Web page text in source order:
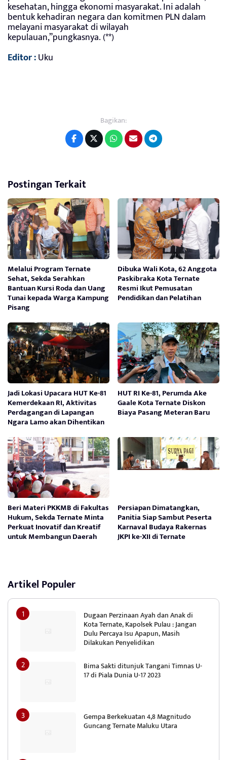
kesehatan, hingga ekonomi masyarakat. Ini adalah
bentuk kehadiran negara dan komitmen PLN dalam
melayani masyarakat di wilayah
kepulauan,”pungkasnya. (**)
Editor :Uku
Bagikan:
Postingan Terkait
Melalui Program Ternate
Sehat, Sekda Serahkan
Bantuan Kursi Roda dan Uang
Tunai kepada Warga Kampung
Pisang
Dibuka Wali Kota, 62 Anggota
Paskibraka Kota Ternate
Resmi Ikut Pemusatan
Pendidikan dan Pelatihan
Jadi Lokasi Upacara HUT Ke-81
Kemerdekaan RI, Aktivitas
Perdagangan di Lapangan
Ngara Lamo akan Dihentikan
HUT RI Ke-81, Perumda Ake
Gaale Kota Ternate Diskon
Biaya Pasang Meteran Baru
Beri Materi PKKMB di Fakultas
Hukum, Sekda Ternate Minta
Perkuat Inovatif dan Kreatif
untuk Membangun Daerah
Persiapan Dimatangkan,
Panitia Siap Sambut Peserta
Karnaval Budaya Rakernas
JKPI ke-XII di Ternate
Artikel Populer
Dugaan Perzinaan Ayah dan Anak di
Kota Ternate, Kapolsek Pulau : Jangan
Dulu Percaya Isu Apapun, Masih
Dilakukan Penyelidikan
Bima Sakti ditunjuk Tangani Timnas U-
17 di Piala Dunia U-17 2023
Gempa Berkekuatan 4,8 Magnitudo
Guncang Ternate Maluku Utara